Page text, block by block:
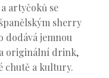
artyčoků se
sherry
dodává jemnou
a originální drink,
chutě a kultury.